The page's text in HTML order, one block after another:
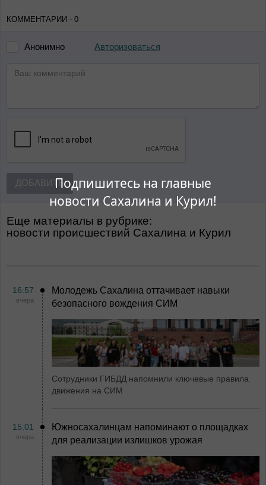
Подпишитесь на главные
новости Сахалина и Курил!
КОММЕНТАРИИ - 0
Анонимно Авторизоваться
ДОБАВИТЬ
Еще материалы в рубрике:
Новости происшествий Сахалина и Курил
16:57
вчера
Молодежь Сахалина оттачивает навыки
безопасного вождения СИМ
Сотрудники ГИБДД напомнили ключевые правила
движения на СИМ
15:01
вчера
Южносахалинцам напоминают о площадках
для реализации излишков урожая